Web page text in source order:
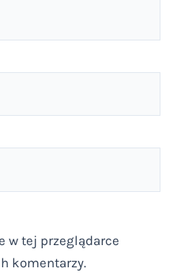
w tej przeglądarce
komentarzy.